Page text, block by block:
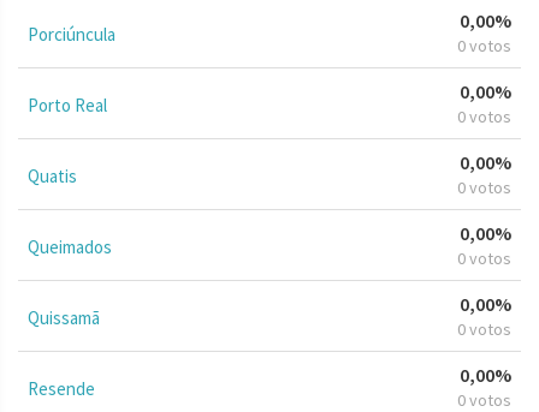
Porciúncula
0,00%
0 votos
Porto Real
0,00%
0 votos
Quatis
0,00%
0 votos
Queimados
0,00%
0 votos
Quissamã
0,00%
0 votos
Resende
0,00%
0 votos